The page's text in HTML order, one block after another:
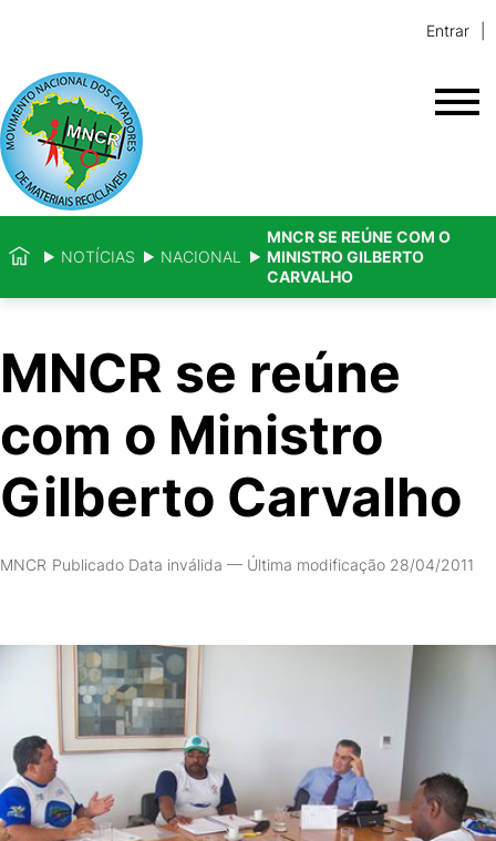
Entrar
NOTÍCIAS NACIONAL
MNCR SE REÚNE COM O
MINISTRO GILBERTO
CARVALHO
MNCR se reúne
com o Ministro
Gilberto Carvalho
MNCR Publicado Data inválida — Última modificação 28/04/2011